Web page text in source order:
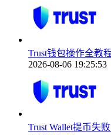
Trust钱包操作全教
2026-08-06 19:25:53
Trust Wallet提币失